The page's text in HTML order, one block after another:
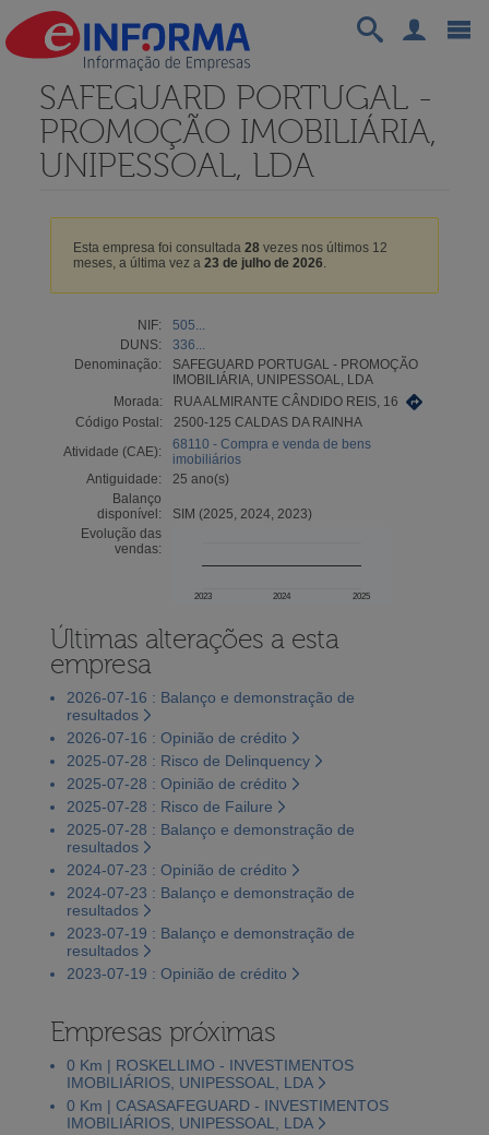
SAFEGUARD PORTUGAL -
PROMOÇÃO IMOBILIÁRIA,
UNIPESSOAL, LDA
Esta empresa foi consultada 28vezes nos últimos 12
meses, a última vez a 23 de julho de 2026.
NIF:
505...
DUNS:
336...
Denominação:
SAFEGUARD PORTUGAL - PROMOÇÃO
IMOBILIÁRIA, UNIPESSOAL, LDA
Morada:
RUA ALMIRANTE CÂNDIDO REIS, 16
Código Postal:
2500-125 CALDAS DA RAINHA
Atividade (CAE):
68110 - Compra e venda de bens
imobiliários
Antiguidade:
25 ano(s)
Balanço
disponível:
SIM (2025, 2024, 2023)
Evolução das
vendas:
2023 2024 2025
Últimas alterações a esta
empresa
2026-07-16 : Balanço e demonstração de
resultados
2026-07-16 : Opinião de crédito
2025-07-28 : Risco de Delinquency
2025-07-28 : Opinião de crédito
2025-07-28 : Risco de Failure
2025-07-28 : Balanço e demonstração de
resultados
2024-07-23 : Opinião de crédito
2024-07-23 : Balanço e demonstração de
resultados
2023-07-19 : Balanço e demonstração de
resultados
2023-07-19 : Opinião de crédito
Empresas próximas
0 Km | ROSKELLIMO - INVESTIMENTOS
IMOBILIÁRIOS, UNIPESSOAL, LDA
0 Km | CASASAFEGUARD - INVESTIMENTOS
IMOBILIÁRIOS, UNIPESSOAL, LDA